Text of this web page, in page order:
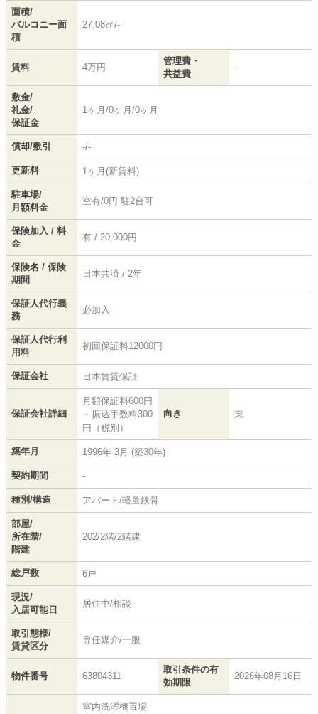
面積/
バルコニー面
積
27.08㎡/-
賃料 4万円
管理費・
共益費
-
敷金/
礼金/
保証金
1ヶ月/0ヶ月/0ヶ月
償却/敷引 -/-
更新料 1ヶ月(新賃料)
駐車場/
月額料金
空有/0円 駐2台可
保険加入 / 料
金
有 / 20,000円
保険名 / 保険
期間
日本共済 / 2年
保証人代行義
務
必加入
保証人代行利
用料
初回保証料12000円
保証会社 日本賃貸保証
保証会社詳細
月額保証料600円
＋振込手数料300
円（税別）
向き 東
築年月 1996年 3月 (築30年)
契約期間 -
種別/構造 アパート/軽量鉄骨
部屋/
所在階/
階建
202/2階/2階建
総戸数 6戸
現況/
入居可能日
居住中/相談
取引態様/
賃貸区分
専任媒介/一般
物件番号 63804311
取引条件の有
効期限
2026年08月16日
室内洗濯機置場